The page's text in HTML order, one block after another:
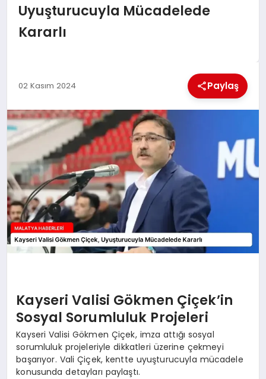
EĞITIM
MAGAZIN
SAĞLIK
SIYASET
SPOR
TEKNOLOJI
Uyuşturucuyla Mücadelede
Kararlı
02 Kasım 2024 Paylaş
Kayseri Valisi Gökmen Çiçek’in
Sosyal Sorumluluk Projeleri
Kayseri Valisi Gökmen Çiçek, imza attığı sosyal
sorumluluk projeleriyle dikkatleri üzerine çekmeyi
başarıyor. Vali Çiçek, kentte uyuşturucuyla mücadele
konusunda detayları paylaştı.